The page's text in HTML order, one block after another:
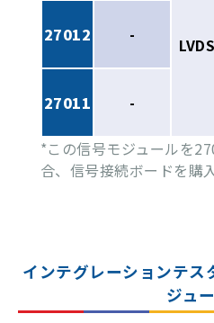
LVDS
27012 -
27011 -
*この信号モジュールを
合、信号接続ボードを購
インテグレーションテス
ジュ